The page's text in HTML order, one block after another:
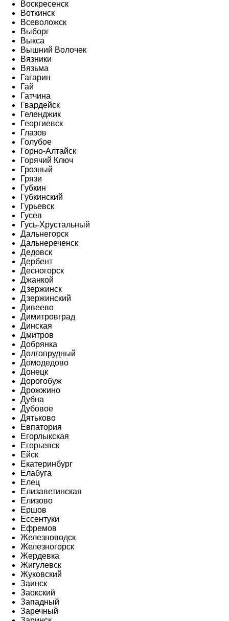
Воскресенск
Воткинск
Всеволожск
Выборг
Выкса
Вышний Волочек
Вязники
Вязьма
Гагарин
Гай
Гатчина
Гвардейск
Геленджик
Георгиевск
Глазов
Голубое
Горно-Алтайск
Горячий Ключ
Грозный
Грязи
Губкин
Губкинский
Гурьевск
Гусев
Гусь-Хрустальный
Дальнегорск
Дальнереченск
Дедовск
Дербент
Десногорск
Джанкой
Дзержинск
Дзержинский
Дивеево
Димитровград
Динская
Дмитров
Добрянка
Долгопрудный
Домодедово
Донецк
Дорогобуж
Дрожжино
Дубна
Дубовое
Дятьково
Евпатория
Егорлыкская
Егорьевск
Ейск
Екатеринбург
Елабуга
Елец
Елизаветинская
Елизово
Ершов
Ессентуки
Ефремов
Железноводск
Железногорск
Жердевка
Жигулевск
Жуковский
Заинск
Заокский
Западный
Заречный